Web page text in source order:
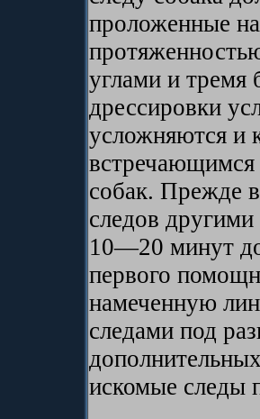
проложенные
углами и
дрессировки
усложняются и
встречающимся
собак. Прежде
следов
10—20 минут
первого
намеченную
следами под
искомые следы